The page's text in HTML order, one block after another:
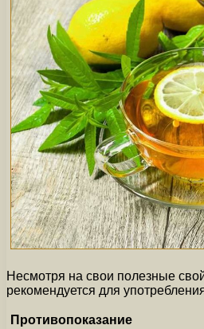
Несмотря на свои полезные
рекомендуется для
Противопоказание